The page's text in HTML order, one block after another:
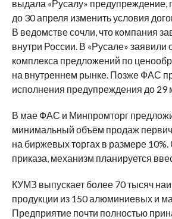
выдала «Русалу» предупреждение,
до 30 апреля изменить условия
В ведомстве сочли, что компания
внутри России. В «Русале» заявили
комплекса предложений по
на внутреннем рынке. Позже ФАС
исполнения предупреждения до 29
В мае ФАС и Минпромторг
минимальный объём продаж
на биржевых торгах в размере 10%.
приказа, механизм планируется
КУМЗ выпускает более 70 тысяч
продукции из 150 алюминиевых и
Предприятие почти полностью